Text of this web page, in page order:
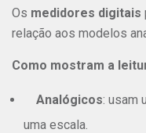
Os medidores digitais
relação aos modelos
Como mostram a
Analógicos: usam
uma escala.